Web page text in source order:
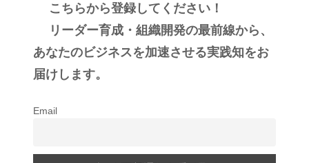
こちらから登録してください！
リーダー育成・組織開発の最前線から、
あなたのビジネスを加速させる実践知をお
届けします。
Email